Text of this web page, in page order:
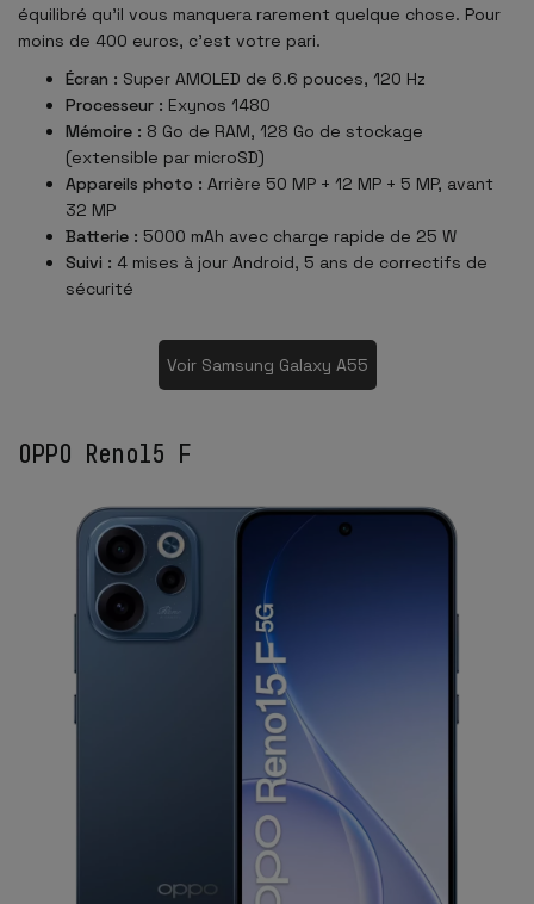
équilibré qu'il vous manquera rarement quelque chose. Pour
moins de 400 euros, c'est votre pari.
Écran : Super AMOLED de 6.6 pouces, 120 Hz
Processeur : Exynos 1480
Mémoire : 8 Go de RAM, 128 Go de stockage
(extensible par microSD)
Appareils photo : Arrière 50 MP + 12 MP + 5 MP, avant
32 MP
Batterie : 5000 mAh avec charge rapide de 25 W
Suivi : 4 mises à jour Android, 5 ans de correctifs de
sécurité
Voir Samsung Galaxy A55
OPPO Reno15 F